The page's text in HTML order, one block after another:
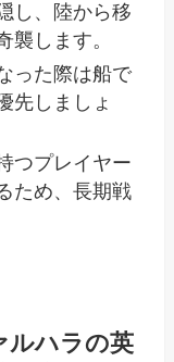
し、陸から移
襲します。
った際は船で
先しましょ
つプレイヤー
ため、長期戦
ルハラの英